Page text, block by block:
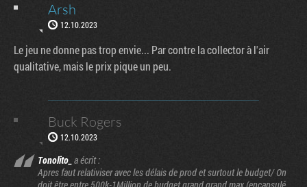
Arsh
12.10.2023
Le jeu ne donne pas trop envie... Par contre la collector à l'air
qualitative, mais le prix pique un peu.
Buck Rogers
12.10.2023
Tonolito_ a écrit :
Apres faut relativiser avec les délais de prod et surtout le budget/ On